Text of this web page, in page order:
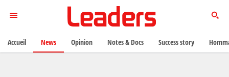
Accueil News Opinion Notes & Docs Success story